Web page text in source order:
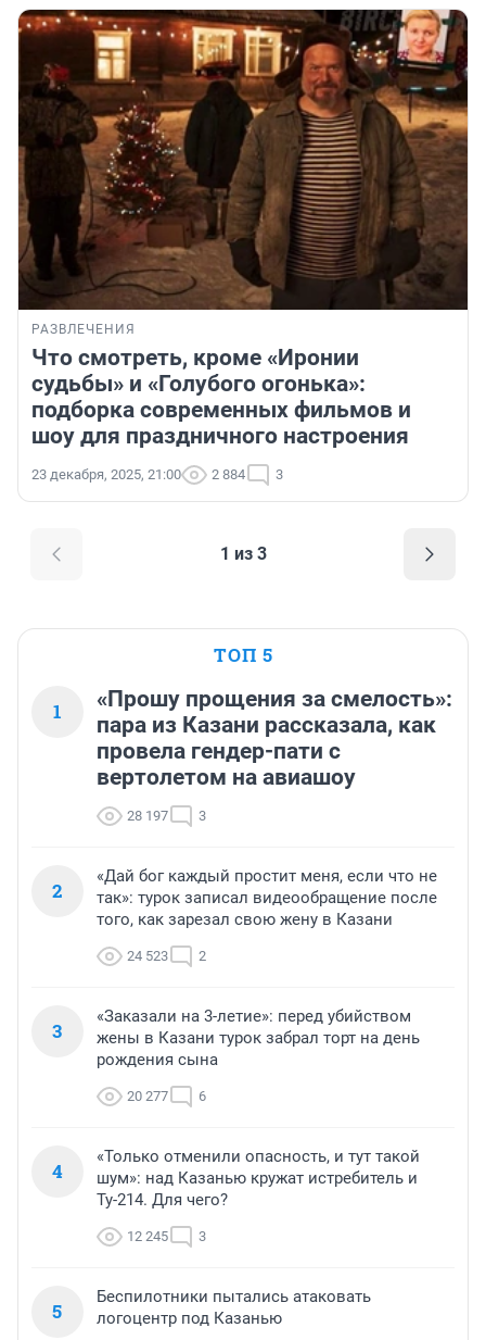
РАЗВЛЕЧЕНИЯ
Что смотреть, кроме «Иронии
судьбы» и «Голубого огонька»:
подборка современных фильмов и
шоу для праздничного настроения
23 декабря, 2025, 21:00 2 884 3
1 из 3
ТОП 5
1
«Прошу прощения за смелость»:
пара из Казани рассказала, как
провела гендер-пати с
вертолетом на авиашоу
28 197 3
2
«Дай бог каждый простит меня, если что не
так»: турок записал видеообращение после
того, как зарезал свою жену в Казани
24 523 2
3
«Заказали на 3-летие»: перед убийством
жены в Казани турок забрал торт на день
рождения сына
20 277 6
4
«Только отменили опасность, и тут такой
шум»: над Казанью кружат истребитель и
Ту-214. Для чего?
12 245 3
5
Беспилотники пытались атаковать
логоцентр под Казанью